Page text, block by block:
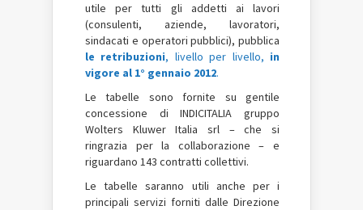
utile per tutti gli addetti ai lavori
(consulenti, aziende, lavoratori,
sindacati e operatori pubblici), pubblica
le retribuzioni, livello per livello, in
vigore al 1° gennaio 2012.
Le tabelle sono fornite su gentile
concessione di INDICITALIA gruppo
Wolters Kluwer Italia srl – che si
ringrazia per la collaborazione – e
riguardano 143 contratti collettivi.
Le tabelle saranno utili anche per i
principali servizi forniti dalle Direzione